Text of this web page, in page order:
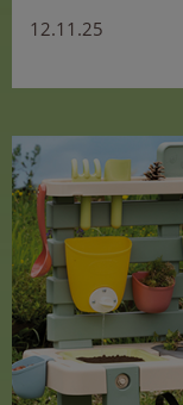
12.11.25